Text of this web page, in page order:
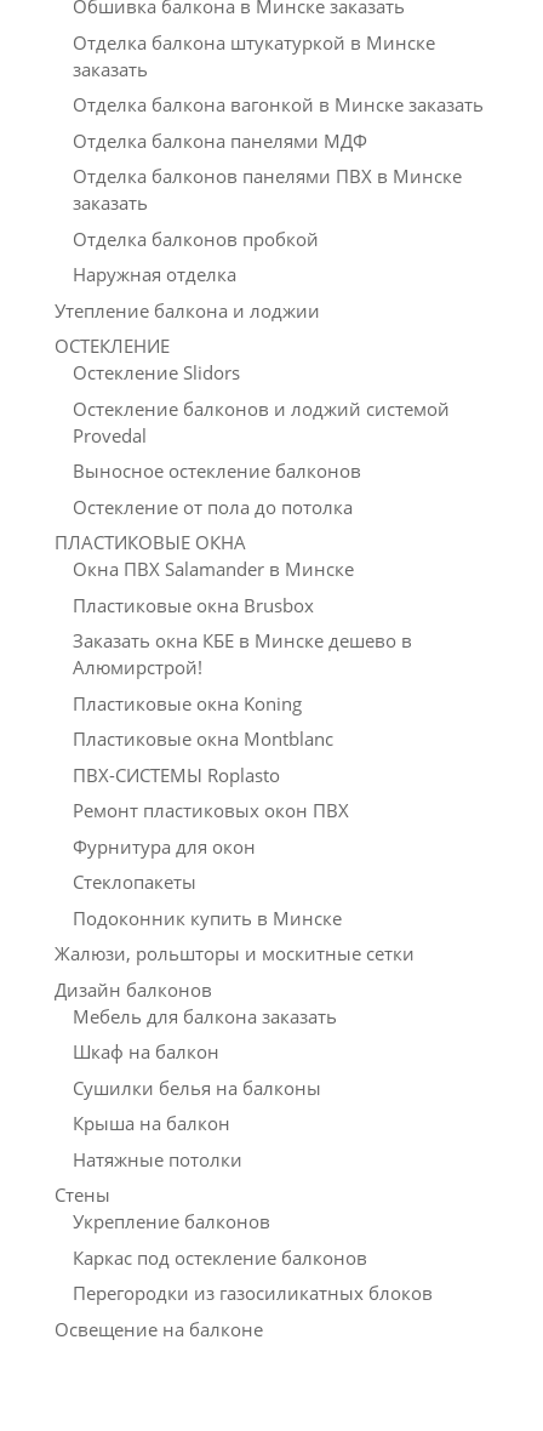
Обшивка балкона в Минске заказать
Отделка балкона штукатуркой в Минске
заказать
Отделка балкона вагонкой в Минске заказать
Отделка балкона панелями МДФ
Отделка балконов панелями ПВХ в Минске
заказать
Отделка балконов пробкой
Наружная отделка
Утепление балкона и лоджии
ОСТЕКЛЕНИЕ
Остекление Slidors
Остекление балконов и лоджий системой
Provedal
Выносное остекление балконов
Остекление от пола до потолка
ПЛАСТИКОВЫЕ ОКНА
Окна ПВХ Salamander в Минске
Пластиковые окна Brusbox
Заказать окна КБЕ в Минске дешево в
Алюмирстрой!
Пластиковые окна Koning
Пластиковые окна Montblanc
ПВХ-СИСТЕМЫ Roplasto
Ремонт пластиковых окон ПВХ
Фурнитура для окон
Стеклопакеты
Подоконник купить в Минске
Жалюзи, рольшторы и москитные сетки
Дизайн балконов
Мебель для балкона заказать
Шкаф на балкон
Сушилки белья на балконы
Крыша на балкон
Натяжные потолки
Стены
Укрепление балконов
Каркас под остекление балконов
Перегородки из газосиликатных блоков
Освещение на балконе